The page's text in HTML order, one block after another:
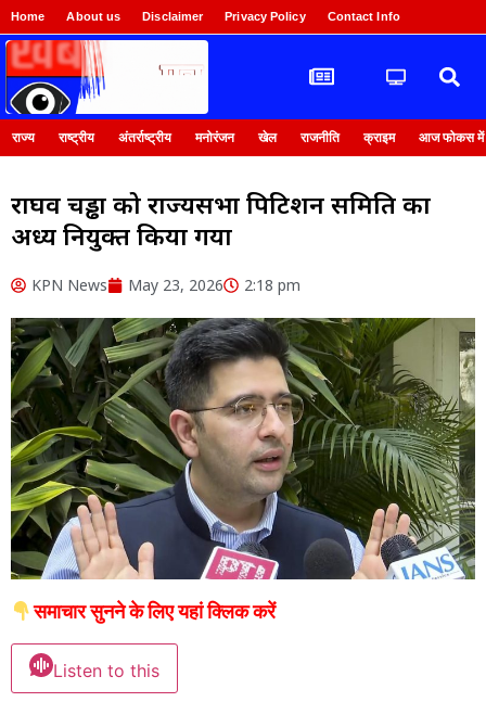
Home About us Disclaimer Privacy Policy Contact Info
राज्य राष्ट्रीय अंतर्राष्ट्रीय मनोरंजन खेल राजनीति क्राइम आज फोकस में
राघव चड्ढा को राज्यसभा पिटिशन समिति का
अध्यक्ष नियुक्त किया गया
KPN News May 23, 2026 2:18 pm
समाचार सुनने के लिए यहां क्लिक करें
Listen to this